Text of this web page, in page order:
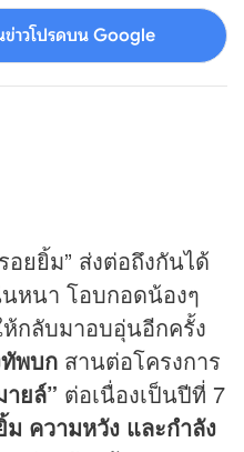
าวโปรดบน Google
ยยิ้ม” ส่งต่อถึงกันได้
หนา โอบกอดน้องๆ
กลับมาอบอุ่นอีกครั้ง
พบก สานต่อโครงการ
ยล์” ต่อเนื่องเป็นปีที่ 7
ความหวัง และกำลัง